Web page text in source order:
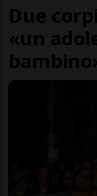
Due
«un